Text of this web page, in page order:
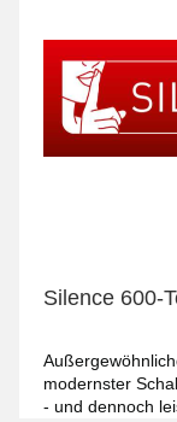
Silence 600-
modernster
- und dennoch